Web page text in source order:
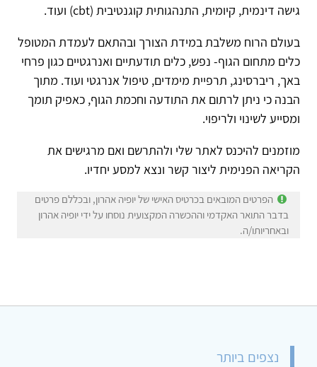
גישה דינמית, קיומית, התנהגותית קוגנטיבית (cbt) ועוד.
בעולם הרוח משלבת במידת הצורך ובהתאם לעמדת המטופל
כלים מתחום הגוף- נפש, כלים תודעתיים ואנרגטיים כגון פרחי
באך, ריברסינג, תרפיית מימדים, טיפול אנרגטי ועוד. מתוך
הבנה כי ניתן לרתום את התודעה וחכמת הגוף, כאפיק תומך
ומסייע לשינוי ולריפוי.
מוזמנים להיכנס לאתר שלי ולהתרשם ואם מרגישים את
הקריאה הפנימית ליצור קשר ונצא למסע יחדיו.
הפרטים המובאים בכרטיס האישי של יופיה אהרון, ובכללם פרטים
בדבר התואר האקדמי וההכשרה המקצועית נוסחו על ידי יופיה אהרון
ובאחריותו/ה.
נצפים ביותר